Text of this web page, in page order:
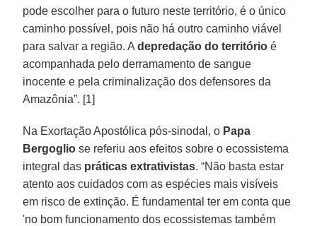
pode escolher para o futuro neste território, é o único
caminho possível, pois não há outro caminho viável
para salvar a região. Adepredação do território é
acompanhada pelo derramamento de sangue
inocente e pela criminalização dos defensores da
Amazônia”. [1]
Na Exortação Apostólica pós-sinodal, o Papa
Bergoglio se referiu aos efeitos sobre o ecossistema
integral das práticas extrativistas. “Não basta estar
atento aos cuidados com as espécies mais visíveis
em risco de extinção. É fundamental ter em conta que
'no bom funcionamento dos ecossistemas também